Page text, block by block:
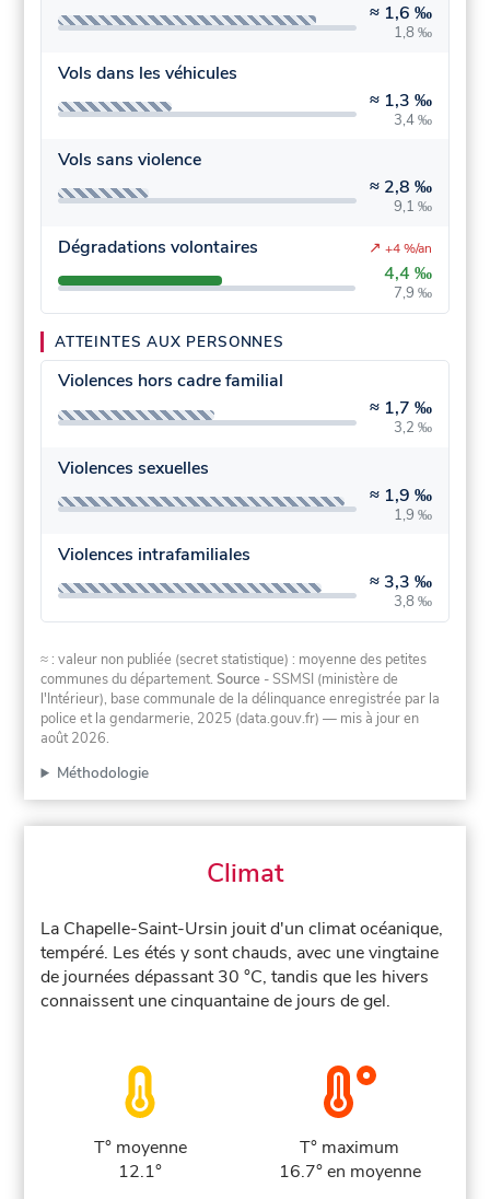
≈ 1,6 ‰
1,8 ‰
Vols dans les véhicules
≈ 1,3 ‰
3,4 ‰
Vols sans violence
≈ 2,8 ‰
9,1 ‰
Dégradations volontaires
4,4 ‰
7,9 ‰
↗ +4 %/an
ATTEINTES AUX PERSONNES
Violences hors cadre familial
≈ 1,7 ‰
3,2 ‰
Violences sexuelles
≈ 1,9 ‰
1,9 ‰
Violences intrafamiliales
≈ 3,3 ‰
3,8 ‰
≈ : valeur non publiée (secret statistique) : moyenne des petites
communes du département.Source - SSMSI (ministère de
l'Intérieur), base communale de la délinquance enregistrée par la
police et la gendarmerie, 2025 (data.gouv.fr) — mis à jour en
août 2026.
Méthodologie
Climat
La Chapelle-Saint-Ursin jouit d'un climat océanique,
tempéré. Les étés y sont chauds, avec une vingtaine
de journées dépassant 30 °C, tandis que les hivers
connaissent une cinquantaine de jours de gel.
T° moyenne
12.1°
T° maximum
16.7° en moyenne